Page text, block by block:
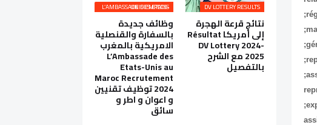
-
-
DV LOTTERY RESULTS
نتائج قرعة الهجرة
إلى أمريكا Résultat
DV Lottery 2024-
2025 مع الشرح
بالتفصيل
L’AMBASSADE DES ETATS-UNIS EMPLOIS
وظائف جديدة
بالسفارة والقنصلية
الامريكية بالمغرب
L’Ambassade des
Etats-Unis au
Maroc Recrutement
2024 توظيف تقنيين
و اعوان و اطر و
سائق